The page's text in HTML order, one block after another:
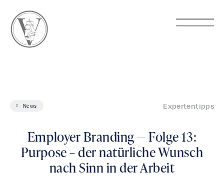
News Expertentipps
Employer Branding — Folge 13:
Purpose – der natürliche Wunsch
nach Sinn in der Arbeit